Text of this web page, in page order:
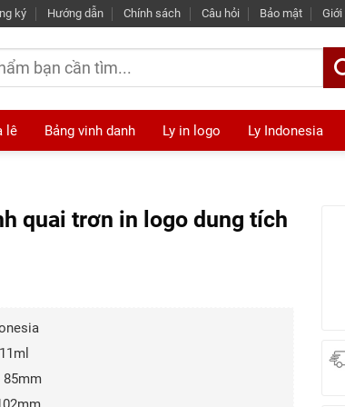
ký Hướng dẫn Chính sách Câu hỏi Bảo mật
lê Bảng vinh danh Ly in logo Ly Indonesia
quai trơn in logo dung tích